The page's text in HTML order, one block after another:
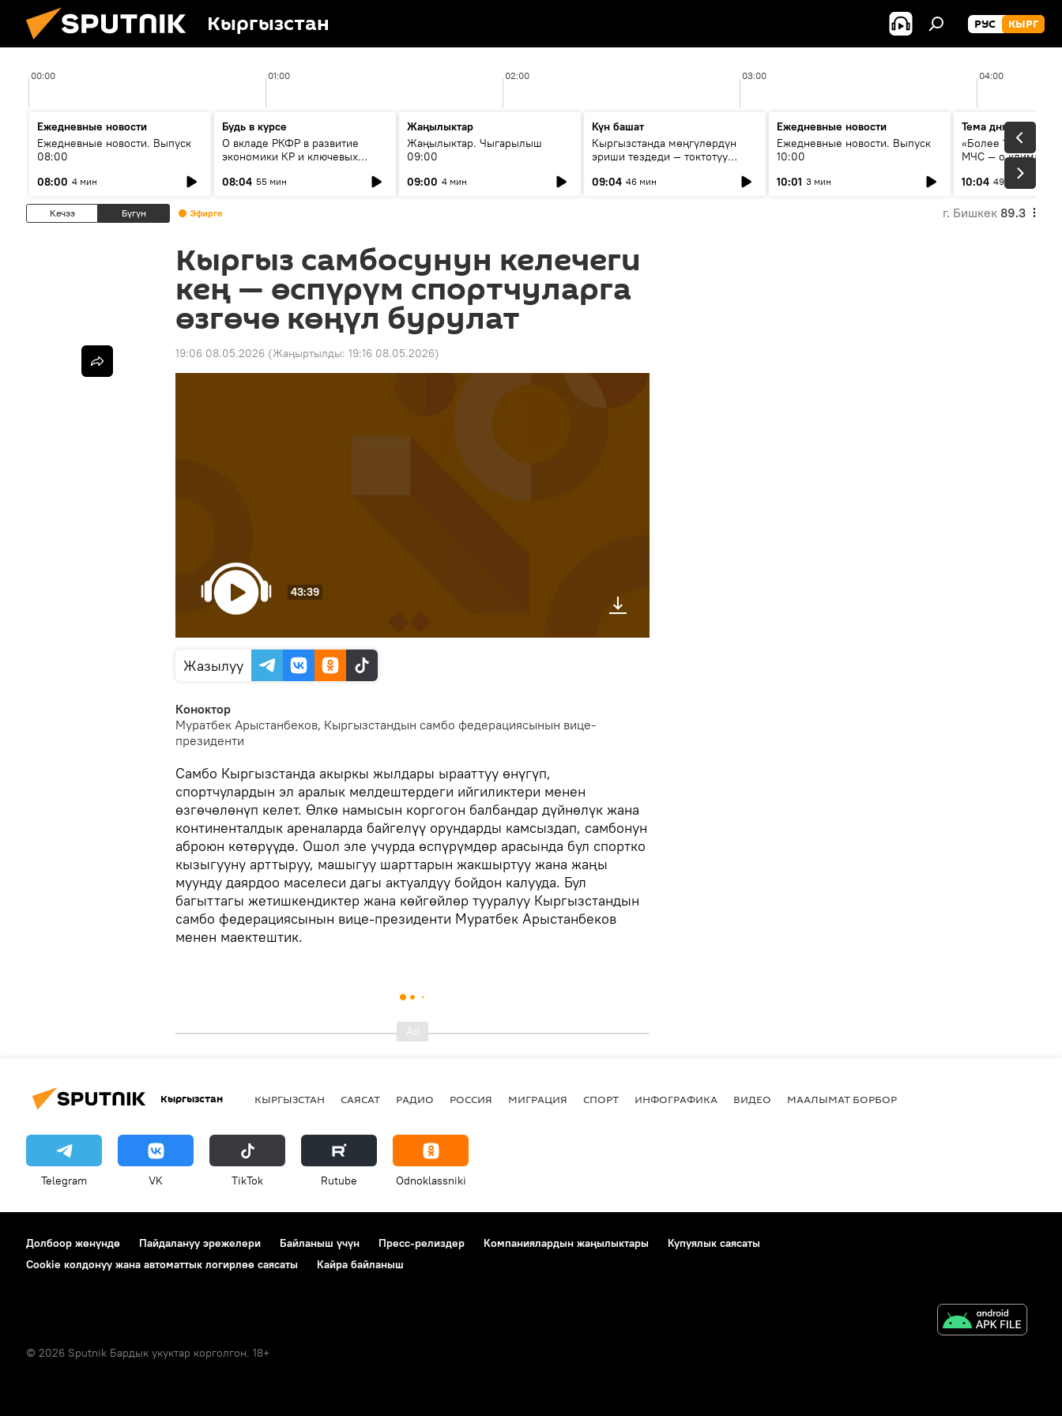
Кыргызстан РУС КЫРГ
00:00 01:00 02:00 03:00 04:00
Ежедневные новости
Ежедневные новости. Выпуск
08:00
08:00 4 мин
Будь в курсе
О вкладе РКФР в развитие
экономики КР и ключевых
08:04 55 мин
Жаңылыктар
Жаңылыктар. Чыгарылыш
09:00
09:00 4 мин
Күн башат
Кыргызстанда мөңгүлөрдүн
эриши тездеди — токтотуу
09:04 46 мин
Ежедневные новости
Ежедневные новости. Выпуск
10:00
10:01 3 мин
Тема дня
«Более 1200 сёл в
МЧС — о климате,
системе
населения
10:04 49 мин
Кечээ Бүгүн Эфирге г. Бишкек 89.3
Кыргыз самбосунун келечеги
кең — өспүрүм спортчуларга
өзгөчө көңүл бурулат
19:06 08.05.2026 (Жаңыртылды: 19:16 08.05.2026)
43:39
Жазылуу
Коноктор
Муратбек Арыстанбеков, Кыргызстандын самбо федерациясынын вице-
президенти
Самбо Кыргызстанда акыркы жылдары ырааттуу өнүгүп,
спортчулардын эл аралык мелдештердеги ийгиликтери менен
өзгөчөлөнүп келет. Өлкө намысын коргогон балбандар дүйнөлүк жана
континенталдык ареналарда байгелүү орундарды камсыздап, самбонун
аброюн көтөрүүдө. Ошол эле учурда өспүрүмдөр арасында бул спортко
кызыгууну арттыруу, машыгуу шарттарын жакшыртуу жана жаңы
муунду даярдоо маселеси дагы актуалдуу бойдон калууда. Бул
багыттагы жетишкендиктер жана көйгөйлөр тууралуу Кыргызстандын
самбо федерациясынын вице-президенти Муратбек Арыстанбеков
менен маектештик.
Кыргызстан КЫРГЫЗСТАН САЯСАТ РАДИО РОССИЯ МИГРАЦИЯ СПОРТ ИНФОГРАФИКА ВИДЕО МААЛЫМАТ БОРБОР
Telegram VK ТikТоk Rutube Odnoklassniki
Долбоор жөнүндө Пайдалануу эрежелери Байланыш үчүн Пресс-релиздер Компаниялардын жаңылыктары
Купуялык саясаты
Cookie колдонуу жана автоматтык логирлөө саясаты
Кайра байланыш
© 2026 Sputnik Бардык укуктар корголгон. 18+